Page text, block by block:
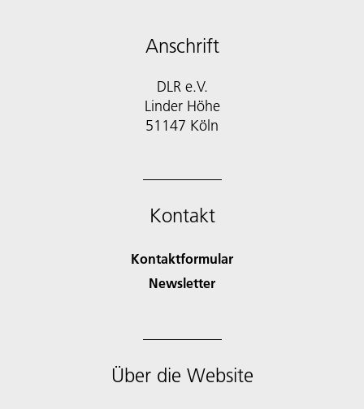
Anschrift
DLR e.V.
Linder Höhe
51147 Köln
Kontakt
Kontaktformular
Newsletter
Über die Website